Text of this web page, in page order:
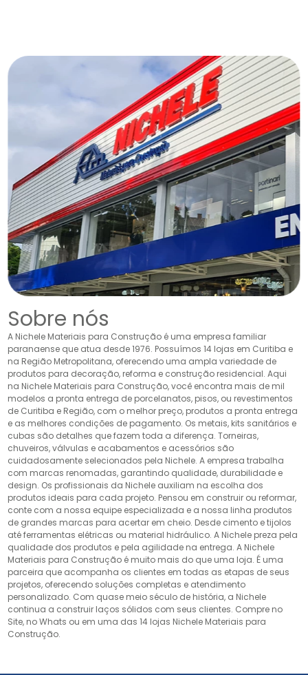
Sobre nós
A Nichele Materiais para Construção é uma empresa familiar
paranaense que atua desde 1976. Possuímos 14 lojas em Curitiba e
na Região Metropolitana, oferecendo uma ampla variedade de
produtos para decoração, reforma e construção residencial. Aqui
na Nichele Materiais para Construção, você encontra mais de mil
modelos a pronta entrega de porcelanatos, pisos, ou revestimentos
de Curitiba e Região, com o melhor preço, produtos a pronta entrega
e as melhores condições de pagamento. Os metais, kits sanitários e
cubas são detalhes que fazem toda a diferença. Torneiras,
chuveiros, válvulas e acabamentos e acessórios são
cuidadosamente selecionados pela Nichele. A empresa trabalha
com marcas renomadas, garantindo qualidade, durabilidade e
design. Os profissionais da Nichele auxiliam na escolha dos
produtos ideais para cada projeto. Pensou em construir ou reformar,
conte com a nossa equipe especializada e a nossa linha produtos
de grandes marcas para acertar em cheio. Desde cimento e tijolos
até ferramentas elétricas ou material hidráulico. A Nichele preza pela
qualidade dos produtos e pela agilidade na entrega. A Nichele
Materiais para Construção é muito mais do que uma loja. É uma
parceira que acompanha os clientes em todas as etapas de seus
projetos, oferecendo soluções completas e atendimento
personalizado. Com quase meio século de história, a Nichele
continua a construir laços sólidos com seus clientes. Compre no
Site, no Whats ou em uma das 14 lojas Nichele Materiais para
Construção.